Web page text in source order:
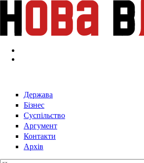
Перейти к основному содержанию
Держава
Бізнес
Суспільство
Аргумент
Контакти
Архів